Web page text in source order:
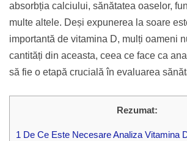
absorbția calciului, sănătatea oaselor,
multe altele. Deși expunerea la soare
importantă de vitamina D, mulți oameni
cantități din aceasta, ceea ce face ca
să fie o etapă crucială în evaluarea
Rezumat:
1 De Ce Este Necesare Analiza Vitamina